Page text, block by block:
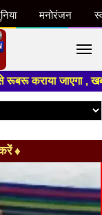
जाएगा , खबर
♦
मनोरंजन